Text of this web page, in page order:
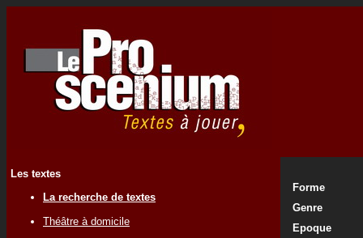
Les textes
La recherche de textes
Théâtre à domicile
Forme
Genre
Epoque